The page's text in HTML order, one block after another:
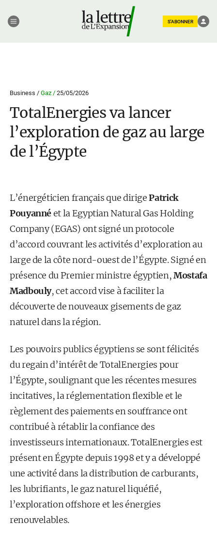
S'ABONNER
Business / Gaz / 25/05/2026
TotalEnergies va lancer
l’exploration de gaz au large
de l’Égypte
L’énergéticien français que dirigePatrick
Pouyannéet la Egyptian Natural Gas Holding
Company (EGAS) ont signé un protocole
d’accord couvrant les activités d’exploration au
large de la côte nord-ouest de l’Égypte. Signé en
présence du Premier ministre égyptien,Mostafa
Madbouly, cet accord vise à faciliter la
découverte de nouveaux gisements de gaz
naturel dans la région.
Les pouvoirs publics égyptiens se sont félicités
du regain d’intérêt de TotalEnergies pour
l’Égypte, soulignant que les récentes mesures
incitatives, la réglementation flexible et le
règlement des paiements en souffrance ont
contribué à rétablir la confiance des
investisseurs internationaux. TotalEnergies est
présent en Égypte depuis 1998 et y a développé
une activité dans la distribution de carburants,
les lubrifiants, le gaz naturel liquéfié,
l’exploration offshore et les énergies
renouvelables.